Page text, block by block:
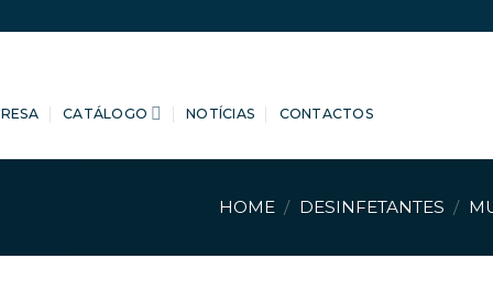
CATÁLOGO NOTÍCIAS CONTACTOS
HOME / DESINFETANTES /